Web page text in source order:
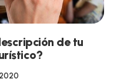
de tu